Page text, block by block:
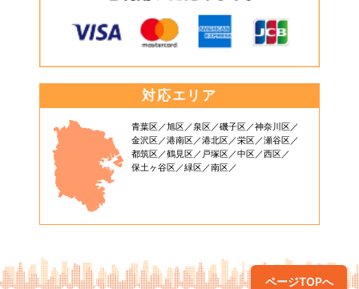
対応エリア
青葉区 旭区 泉区 磯子区
神奈川区
金沢区
港南区 港北区 栄区
瀬谷区
都筑区
鶴見区 戸塚区 中区
西区
保土ヶ谷区
緑区 南区
ページTOPへ